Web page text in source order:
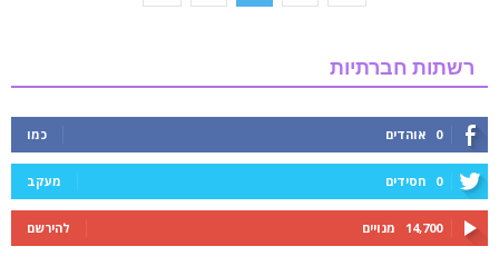
רשתות חברתיות
0 אוהדים כמו
0 חסידים מעקב
14,700 מנויים להירשם